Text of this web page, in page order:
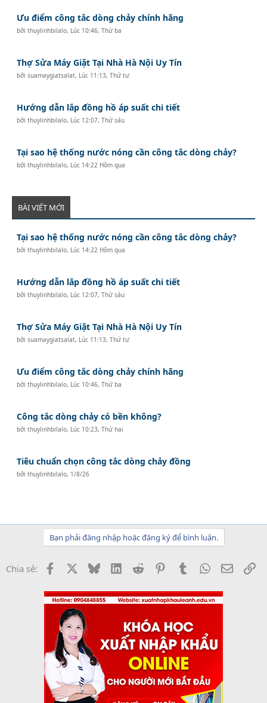
Ưu điểm công tắc dòng chảy chính hãng
bởithuylinhbilalo, Lúc 10:46, Thứ ba
Thợ Sửa Máy Giặt Tại Nhà Hà Nội Uy Tín
bởisuamaygiatsalat, Lúc 11:13, Thứ tư
Hướng dẫn lắp đồng hồ áp suất chi tiết
bởithuylinhbilalo, Lúc 12:07, Thứ sáu
Tại sao hệ thống nước nóng cần công tắc dòng chảy?
bởithuylinhbilalo, Lúc 14:22 Hôm qua
BÀI VIẾT MỚI
Tại sao hệ thống nước nóng cần công tắc dòng chảy?
bởithuylinhbilalo, Lúc 14:22 Hôm qua
Hướng dẫn lắp đồng hồ áp suất chi tiết
bởithuylinhbilalo, Lúc 12:07, Thứ sáu
Thợ Sửa Máy Giặt Tại Nhà Hà Nội Uy Tín
bởisuamaygiatsalat, Lúc 11:13, Thứ tư
Ưu điểm công tắc dòng chảy chính hãng
bởithuylinhbilalo, Lúc 10:46, Thứ ba
Công tắc dòng chảy có bền không?
bởithuylinhbilalo, Lúc 10:23, Thứ hai
Tiêu chuẩn chọn công tắc dòng chảy đồng
bởithuylinhbilalo, 1/8/26
Bạn phải đăng nhập hoặc đăng ký để bình luận.
Chia sẻ: Facebook BlueskyLinkedInReddit PinterestTumblrWhatsApp
Email